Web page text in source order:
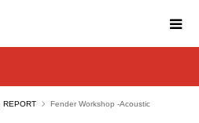
REPORT
Fender Workshop -Acoustic